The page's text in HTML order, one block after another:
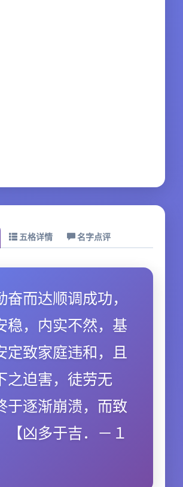
五格详情 名字点评
奋而达顺调成功，
稳，内实不然，基
定致家庭违和，且
之迫害，徒劳无
于逐渐崩溃，而致
【凶多于吉．－１